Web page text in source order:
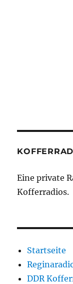
Eine private
Kofferradios.
Startseite
DDR